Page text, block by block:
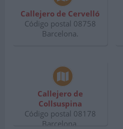
Callejero de Cervelló
Código postal 08758
Barcelona.
Callejero de
Collsuspina
Código postal 08178
Barcelona.